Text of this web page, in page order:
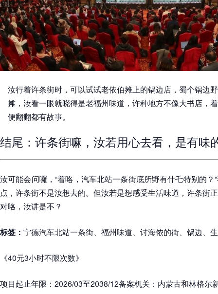
汝行着许条街时，可以试试老依伯摊上的锅边店，蜀个锅边
摊，汝看一眼就晓得是老福州味道，许种地方不像大书店，
便翻翻都有故事。
结尾：许条街嘛，汝若用心去看，是有味
汝可能会问囉，“着咯，汽车北站一条街底所野有什乇特别的
点，许条街不是汝想去的。但汝若是想感受生活味道，许条街
对咯，汝讲是不？
标签： 宁德汽车北站一条街、福州味道、讨海侬的街、锅边、
《40元3小时不限次数》
项目起止年限：2026/03至2038/12备案机关：内蒙古和林格尔